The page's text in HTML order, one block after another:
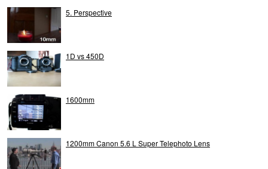
5. Perspective
1D vs 450D
1600mm
1200mm Canon 5.6 L Super Telephoto Lens